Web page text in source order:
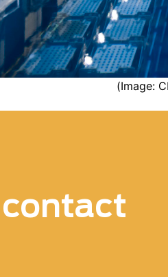
(Image:
contact